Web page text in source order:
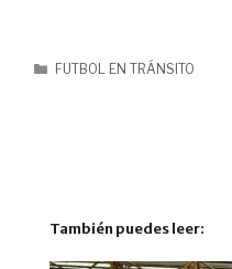
FUTBOL EN TRÁNSITO
También puedes leer: